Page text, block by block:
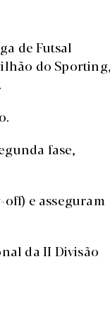
de Futsal
do Sporting,
fase,
off) e asseguram
da II Divisão